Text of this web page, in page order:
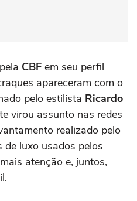
CBF em seu perfil
apareceram com o
pelo estilista Ricardo
virou assunto nas redes
realizado pelo
de luxo usados pelos
atenção e, juntos,